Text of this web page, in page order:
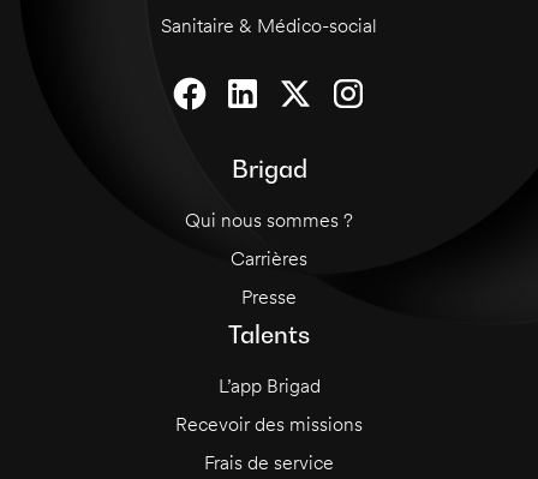
Sanitaire & Médico-social
Brigad
Qui nous sommes ?
Carrières
Presse
Talents
L’app Brigad
Recevoir des missions
Frais de service